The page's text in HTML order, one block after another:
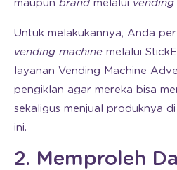
maupun brandmelalui vending
Untuk melakukannya, Anda
vending machine melalui
layanan Vending Machine
pengiklan agar mereka bisa
sekaligus menjual produknya
ini.
2. Memproleh